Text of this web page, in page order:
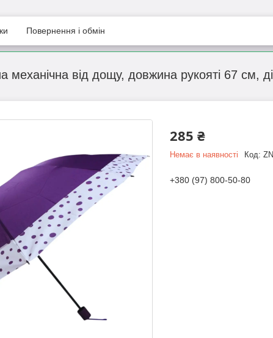
Повернення і обмін
механічна від дощу, довжина рукояті 67 см,
285 ₴
Немає в наявності Код:
+380 (97) 800-50-80